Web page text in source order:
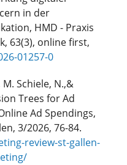
in der
HMD - Praxis
63(3), online first,
01257-0
Schiele, N.,&
Trees for Ad
Ad Spendings,
3/2026, 76-84.
review-st-gallen-